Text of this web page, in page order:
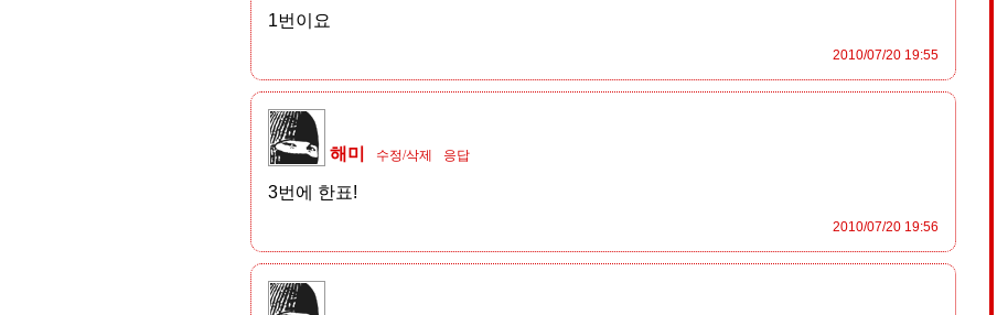
1번이요
2010/07/20 19:55
해미 수정/삭제 응답
3번에 한표!
2010/07/20 19:56